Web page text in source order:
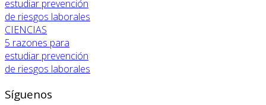
CIENCIAS
5 razones para
estudiar prevención
de riesgos laborales
Síguenos